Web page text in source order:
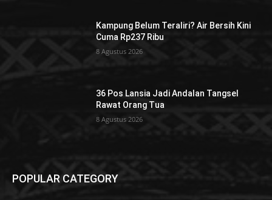
Kampung Belum Teraliri? Air Bersih Kini
Cuma Rp237 Ribu
8 Agustus 2026
36 Pos Lansia Jadi Andalan Tangsel
Rawat Orang Tua
8 Agustus 2026
POPULAR CATEGORY